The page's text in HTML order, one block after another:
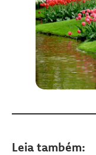
Leia também: